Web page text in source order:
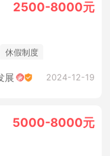
2500-8000元
休假制度
展 2024-12-19
5000-8000元